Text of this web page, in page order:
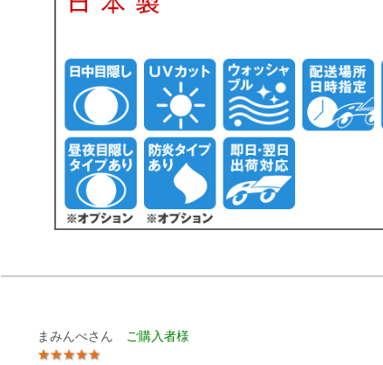
まみんべさん
★★★★★